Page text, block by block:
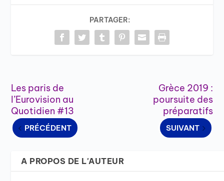
PARTAGER:
Les paris de
l’Eurovision au
Quotidien #13
PRÉCÉDENT
Grèce 2019 :
poursuite des
préparatifs
SUIVANT
A PROPOS DE L'AUTEUR